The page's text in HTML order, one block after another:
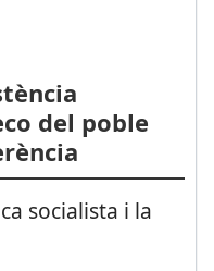
del poble
socialista i la